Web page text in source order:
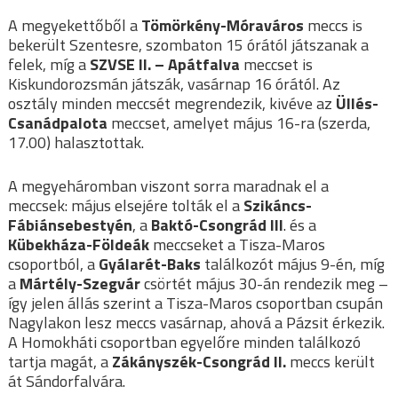
A megyekettőből aTömörkény-Móraváros meccs is
bekerült Szentesre, szombaton 15 órától játszanak a
felek, míg aSZVSE II. – Apátfalva meccset is
Kiskundorozsmán játszák, vasárnap 16 órától. Az
osztály minden meccsét megrendezik, kivéve az Üllés-
Csanádpalota meccset, amelyet május 16-ra (szerda,
17.00) halasztottak.
A megyeháromban viszont sorra maradnak el a
meccsek: május elsejére tolták el aSzikáncs-
Fábiánsebestyén, aBaktó-Csongrád III. és a
Kübekháza-Földeákmeccseket a Tisza-Maros
csoportból, aGyálarét-Baks találkozót május 9-én, míg
aMártély-Szegvárcsörtét május 30-án rendezik meg –
így jelen állás szerint a Tisza-Maros csoportban csupán
Nagylakon lesz meccs vasárnap, ahová a Pázsit érkezik.
A Homokháti csoportban egyelőre minden találkozó
tartja magát, aZákányszék-Csongrád II.meccs került
át Sándorfalvára.